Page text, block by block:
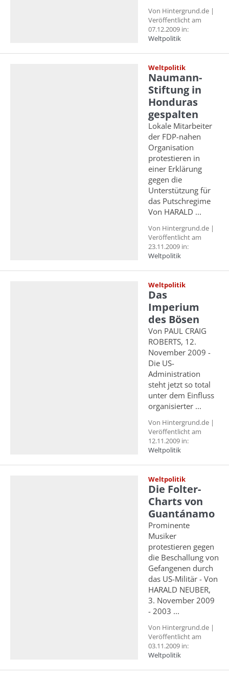
Von Hintergrund.de |
Veröffentlicht am
07.12.2009 in:
Weltpolitik
Weltpolitik
Naumann-
Stiftung in
Honduras
gespalten
Lokale Mitarbeiter
der FDP-nahen
Organisation
protestieren in
einer Erklärung
gegen die
Unterstützung für
das Putschregime
Von HARALD ...
Von Hintergrund.de |
Veröffentlicht am
23.11.2009 in:
Weltpolitik
Weltpolitik
Das
Imperium
des Bösen
Von PAUL CRAIG
ROBERTS, 12.
November 2009 -
Die US-
Administration
steht jetzt so total
unter dem Einfluss
organisierter ...
Von Hintergrund.de |
Veröffentlicht am
12.11.2009 in:
Weltpolitik
Weltpolitik
Die Folter-
Charts von
Guantánamo
Prominente
Musiker
protestieren gegen
die Beschallung von
Gefangenen durch
das US-Militär - Von
HARALD NEUBER,
3. November 2009
- 2003 ...
Von Hintergrund.de |
Veröffentlicht am
03.11.2009 in:
Weltpolitik